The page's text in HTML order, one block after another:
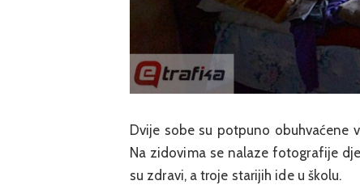
Dvije sobe su potpuno obuhvaćene
Na zidovima se nalaze fotografije
su zdravi, a troje starijih ide u školu.